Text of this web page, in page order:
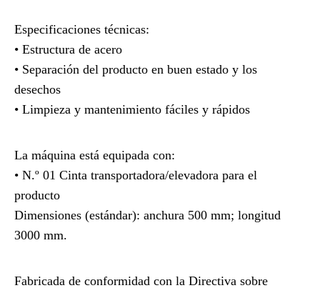
Especificaciones técnicas:
• Estructura de acero
• Separación del producto en buen estado y los
desechos
• Limpieza y mantenimiento fáciles y rápidos
La máquina está equipada con:
• N.º 01 Cinta transportadora/elevadora para el
producto
Dimensiones (estándar): anchura 500 mm; longitud
3000 mm.
Fabricada de conformidad con la Directiva sobre